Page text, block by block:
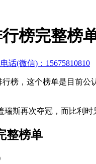
榜完整榜
话(微信)：15675810810
，这个榜单是目前公
斯再次夺冠，而比利时
整榜单